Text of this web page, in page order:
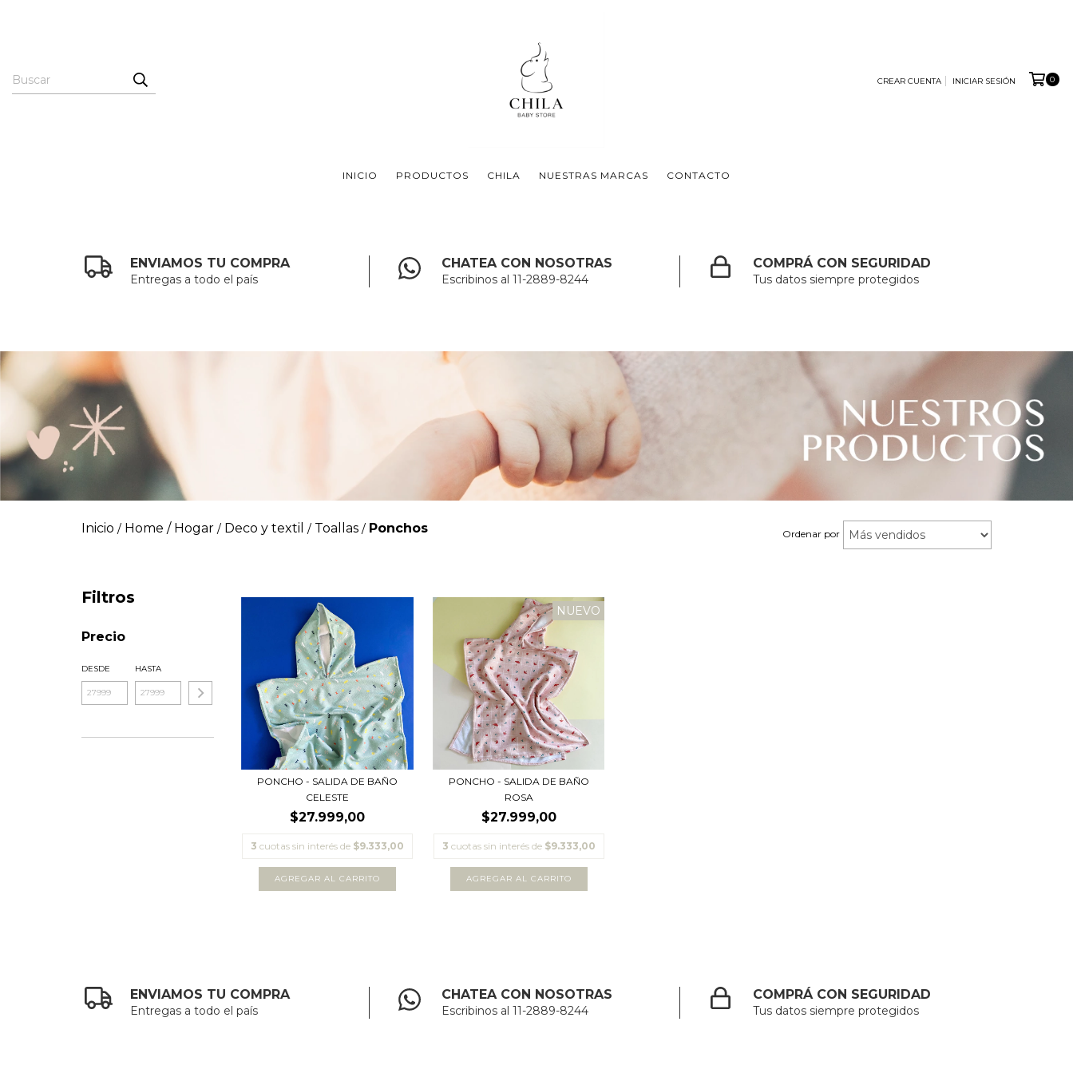
CREAR CUENTA INICIAR SESIÓN 0
INICIO PRODUCTOS CHILA NUESTRAS MARCAS CONTACTO
ENVIAMOS TU COMPRA
Entregas a todo el país
CHATEA CON NOSOTRAS
Escribinos al 11-2889-8244
COMPRÁ CON SEGURIDAD
Tus datos siempre protegidos
Inicio / Home / Hogar / Deco y textil / Toallas / Ponchos Ordenar por
Filtros
Precio
DESDE HASTA
PONCHO - SALIDA DE BAÑO
CELESTE
$27.999,00
3 cuotas sin interés de $9.333,00
NUEVO
PONCHO - SALIDA DE BAÑO
ROSA
$27.999,00
3 cuotas sin interés de $9.333,00
ENVIAMOS TU COMPRA
Entregas a todo el país
CHATEA CON NOSOTRAS
Escribinos al 11-2889-8244
COMPRÁ CON SEGURIDAD
Tus datos siempre protegidos